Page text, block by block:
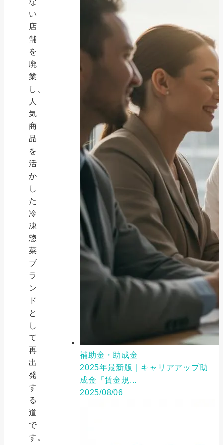
い
店
舗
を
廃
業
し、
人
気
商
品
を
活
か
し
た
冷
凍
惣
菜
ブ
ラ
ン
ド
と
し
て
再
出
発
す
る
道
で
す。
補助金・助成金
2025年最新版｜キャリアアップ助
成金「賃金規...
2025/08/06